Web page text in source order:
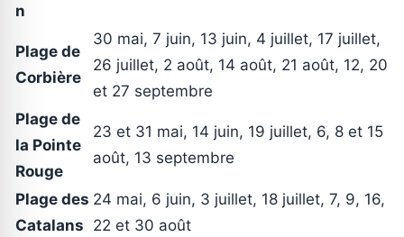
n
Plage de
Corbière
30 mai, 7 juin, 13 juin, 4 juillet, 17 juillet,
26 juillet, 2 août, 14 août, 21 août, 12, 20
et 27 septembre
Plage de
la Pointe
Rouge
23 et 31 mai, 14 juin, 19 juillet, 6, 8 et 15
août, 13 septembre
Plage des
Catalans
24 mai, 6 juin, 3 juillet, 18 juillet, 7, 9, 16,
22 et 30 août